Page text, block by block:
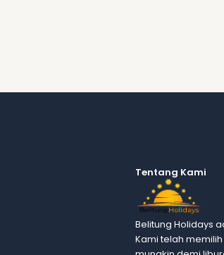
Tentang Kami
Belitung Holidays
Kami telah